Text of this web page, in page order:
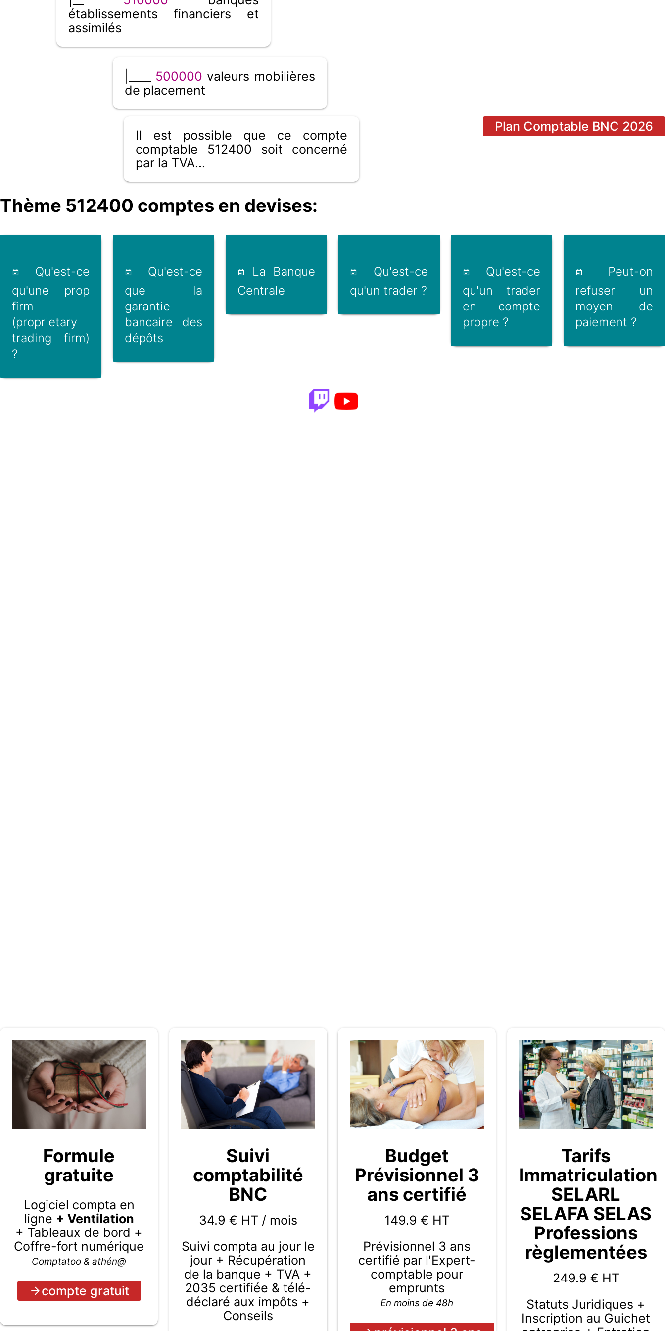
établissements financiers et
assimilés
500000 valeurs mobilières
de placement
Plan Comptable BNC 2026
Il est possible que ce compte
comptable 512400 soit concerné
par la TVA...
Thème 512400 comptes en devises:
Qu'est-ce
qu'une prop
firm
(proprietary
trading firm)
?
Qu'est-ce
que la
garantie
bancaire des
dépôts
La Banque
Centrale
Qu'est-ce
qu'un trader ?
Qu'est-ce
qu'un trader
en compte
propre ?
Peut-on
refuser un
moyen de
paiement ?
Formule
gratuite
Logiciel compta en
ligne + Ventilation
+ Tableaux de bord +
Coffre-fort numérique
Comptatoo & athén@
compte gratuit
Suivi
comptabilité
BNC
34.9 € HT / mois
Suivi compta au jour le
jour + Récupération
de la banque + TVA +
2035 certifiée & télé-
déclaré aux impôts +
Conseils
Budget
Prévisionnel 3
ans certifié
149.9 € HT
Prévisionnel 3 ans
certifié par l'Expert-
comptable pour
emprunts
En moins de 48h
Tarifs
Immatriculation
SELARL
SELAFA SELAS
Professions
règlementées
249.9 € HT
Statuts Juridiques +
Inscription au Guichet